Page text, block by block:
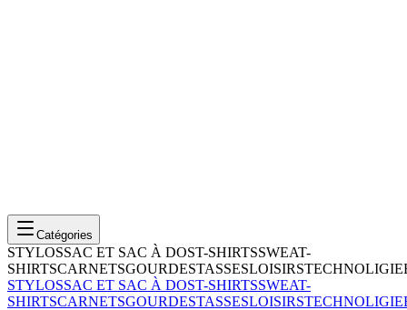
Catégories
STYLOSSAC ET SAC À DOST-SHIRTSSWEAT-
SHIRTSCARNETSGOURDESTASSESLOISIRSTECHNOLIGIE
STYLOSSAC ET SAC À DOST-SHIRTSSWEAT-
SHIRTSCARNETSGOURDESTASSESLOISIRSTECHNOLIGIE